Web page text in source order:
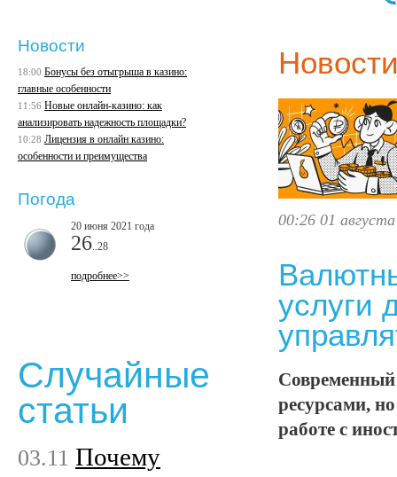
00:26 01
услуги
Современный
ресурсами,
работе с
Новости
18:00 Бонусы без отыгрыша в казино:
главные особенности
11:56 Новые онлайн-казино: как
анализировать надежность площадки?
10:28 Лицензия в онлайн казино:
особенности и преимущества
Погода
20 июня 2021 года
26 ..28
подробнее>>
Случайные
статьи
03.11 Почему